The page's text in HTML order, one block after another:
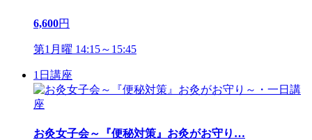
6,600円
第1月曜 14:15～15:45
1日講座
お灸女子会～『便秘対策』お灸がお守り …